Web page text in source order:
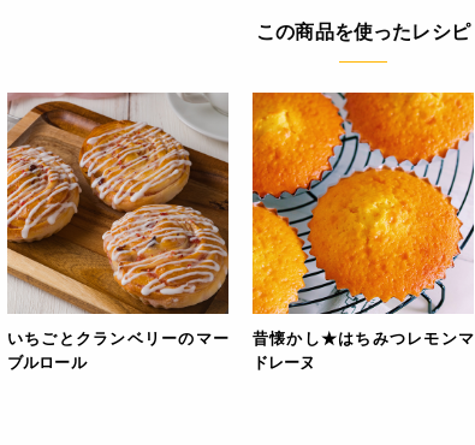
この商品を使ったレシピ
いちごとクランベリーのマー
ブルロール
昔懐かし★はちみつレモンマ
ドレーヌ